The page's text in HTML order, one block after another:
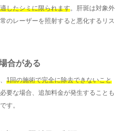
したシミに限られます。肝斑は対象外
のレーザーを照射すると悪化するリス
合がある
1回の施術で完全に除去できないこと
要な場合、追加料金が発生することも
す。